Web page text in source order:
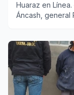
Huaraz en
Áncash, general